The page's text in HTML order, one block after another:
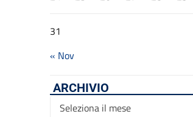
31
« Nov
ARCHIVIO
Archivio
Seleziona il mese